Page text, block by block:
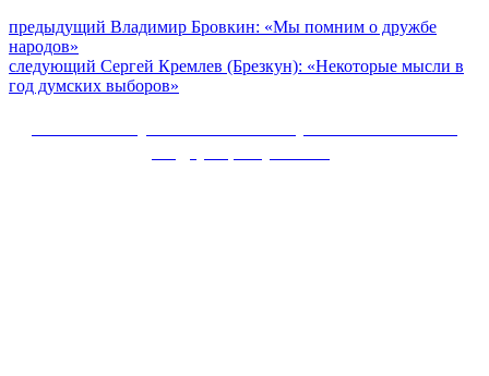
Навигация
по
записям
предыдущий Предыдущий
Владимир Бровкин: «Мы помним о дружбе
народов»
следующий Следующее
сообщение:
Сергей Кремлев (Брезкун): «Некоторые мысли в
год думских выборов»